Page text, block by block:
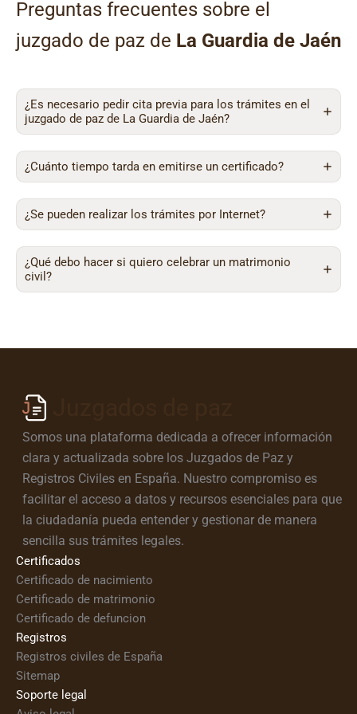
Preguntas frecuentes sobre el
juzgado de paz de La Guardia de Jaén
¿Es necesario pedir cita previa para los trámites en el
juzgado de paz de La Guardia de Jaén?
¿Cuánto tiempo tarda en emitirse un certificado?
¿Se pueden realizar los trámites por Internet?
¿Qué debo hacer si quiero celebrar un matrimonio
civil?
Somos una plataforma dedicada a ofrecer información
clara y actualizada sobre los Juzgados de Paz y
Registros Civiles en España. Nuestro compromiso es
facilitar el acceso a datos y recursos esenciales para que
la ciudadanía pueda entender y gestionar de manera
sencilla sus trámites legales.
Certificados
Certificado de nacimiento
Certificado de matrimonio
Certificado de defuncion
Registros
Registros civiles de España
Sitemap
Soporte legal